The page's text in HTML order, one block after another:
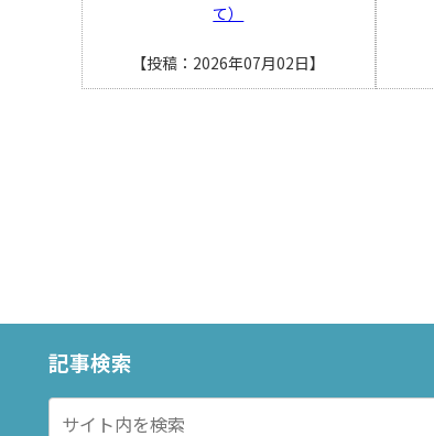
て）
【投稿：2026年07月02日】
記事検索